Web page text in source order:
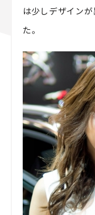
は少しデザイン
た。